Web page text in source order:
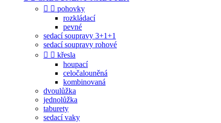
  pohovky
rozkládací
pevné
sedací soupravy 3+1+1
sedací soupravy rohové
  křesla
houpací
celočalouněná
kombinovaná
dvoulůžka
jednolůžka
taburety
sedací vaky